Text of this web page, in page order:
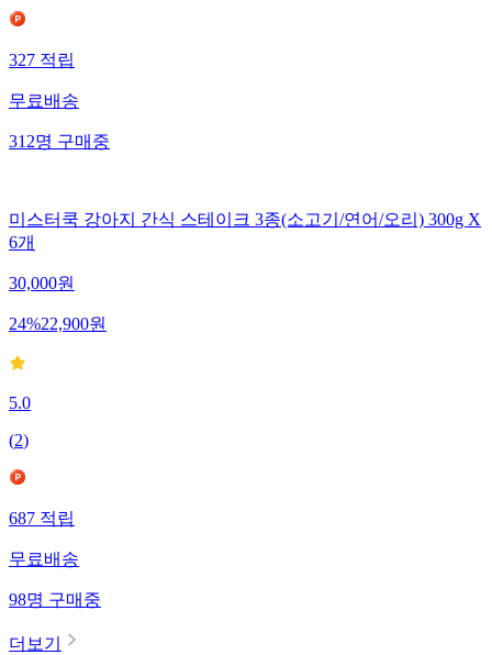
327적립
무료배송
312명구매중
미스터쿡 강아지 간식 스테이크 3종(소고기/연어/오리) 300g X
6개
30,000원
24%22,900원
5.0
(2)
687적립
무료배송
98명구매중
더보기